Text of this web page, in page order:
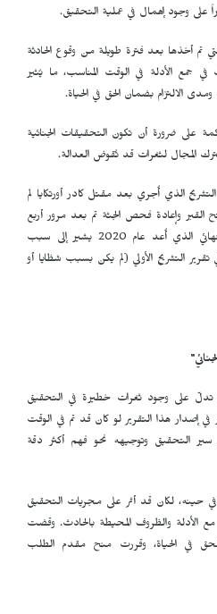
على وجود إهمال في عملية التحقيق.
تم أخذها بعد فترة طويلة من وقوع الحادثة
جمع الأدلة في الوقت المناسب، ما يُثير
الالتزام بضمان الحق في الحياة.
على ضرورة أن تكون التحقيقات الجنائية
المجال لثغرات قد تُقوض العدالة.
الذي أُجري بعد مقتل كادر أورتكايا لم
القبر وإعادة فحص الجثة تم بعد مرور أربع
سنوات على الحادث، وكان التقرير النهائي الذي أُعد عام 2020 يشير إلى سبب
التشريح الأولي (لم يكن بسبب شظايا أو
تدلّ على وجود ثغرات خطيرة في التحقيق
في إصدار هذا التقرير لو كان قد تم في الوقت
سير التحقيق وتوجيهه نحو فهم أكثر دقة
حينه، لكان قد أثر على مجريات التحقيق
الأدلة والظروف المحيطة بالحادث. وقضت
للحق في الحياة، وقررت منح مقدم الطلب